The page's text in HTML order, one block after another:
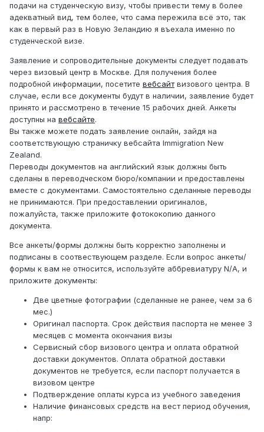
подачи на студенческую визу, чтобы привести тему в более
адекватный вид, тем более, что сама пережила всё это, так
как в первый раз в Новую Зеландию я въехала именно по
студенческой визе.
Заявление и сопроводительные документы следует подавать
через визовый центр в Москве. Для получения более
подробной информации, посетите вебсайтвизового центра. В
случае, если все документы будут в наличии, заявление будет
принято и рассмотрено в течение 15 рабочих дней. Анкеты
доступны на вебсайте.
Вы также можете подать заявление онлайн, зайдя на
соответствующую страничку вебсайта Immigration New
Zealand.
Переводы документов на английский язык должны быть
сделаны в переводческом бюро/компании и предоставлены
вместе с документами. Самостоятельно сделанные переводы
не принимаются. При предоставлении оригиналов,
пожалуйста, также приложите фотококопию данного
документа.
Все анкеты/формы должны быть корректно заполнены и
подписаны в соотвествующем разделе. Если вопрос анкеты/
формы к вам не относится, используйте аббревиатуру N/A, и
приложите документы:
Две цветные фотографии (сделанные не ранее, чем за 6
мес.)
Оригинал паспорта. Срок действия паспорта не менее 3
месяцев c момента окончания визы
Сервисный сбор визового центра и оплата обратной
доставки документов. Оплата обратной доставки
документов не требуется, если паспорт получается в
визовом центре
Подтверждение оплаты курса из учебного заведения
Наличие финансовых средств на вест период обучения,
напр: